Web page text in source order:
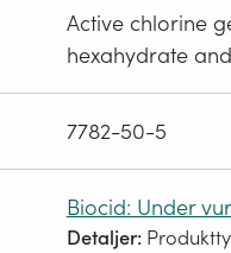
Active chlorine
hexahydrate
7782-50-5
Biocid: Under
Detaljer: